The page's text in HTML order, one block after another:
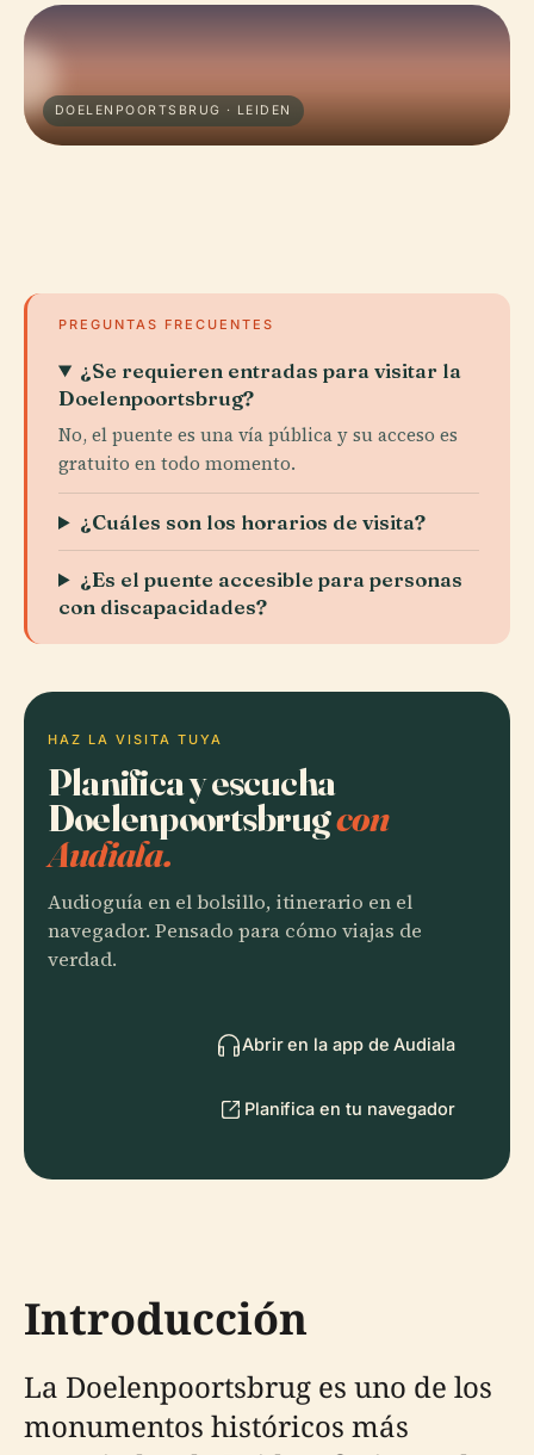
DOELENPOORTSBRUG · LEIDEN
PREGUNTAS FRECUENTES
¿Se requieren entradas para visitar la
Doelenpoortsbrug?
No, el puente es una vía pública y su acceso es
gratuito en todo momento.
¿Cuáles son los horarios de visita?
¿Es el puente accesible para personas
con discapacidades?
HAZ LA VISITA TUYA
Planifica y escucha
Doelenpoortsbrugcon
Audiala.
Audioguía en el bolsillo, itinerario en el
navegador. Pensado para cómo viajas de
verdad.
Abrir en la app de Audiala
Planifica en tu navegador
Introducción
La Doelenpoortsbrug es uno de los
monumentos históricos más